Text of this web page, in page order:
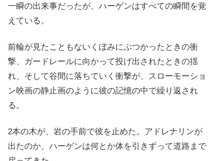
一瞬の出来事だったが、ハーゲンはすべての瞬間を覚
えている。
前輪が見たこともないくぼみにぶつかったときの衝
撃、ガードレールに向かって投げ出されたときの揺
れ、そして谷間に落ちていく衝撃が、スローモーショ
ン映画の静止画のように彼の記憶の中で繰り返され
る。
2本の木が、岩の手前で彼を止めた。アドレナリンが
出たのか、ハーゲンは何とか体を引きずって道路まで